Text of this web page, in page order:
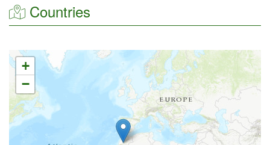
Countries
+
−